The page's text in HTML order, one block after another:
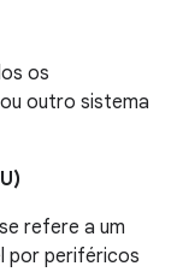
os
outro sistema
refere a um
por periféricos